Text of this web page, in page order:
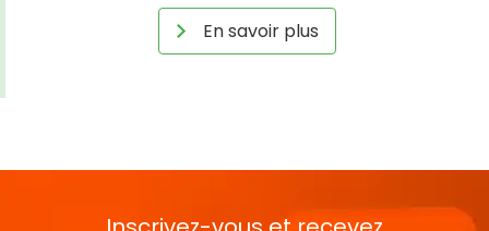
En savoir plus